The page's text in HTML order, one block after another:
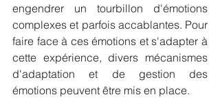
engendrer un tourbillon d'émotions
complexes et parfois accablantes. Pour
faire face à ces émotions et s'adapter à
cette expérience, divers mécanismes
d'adaptation et de gestion des
émotions peuvent être mis en place.